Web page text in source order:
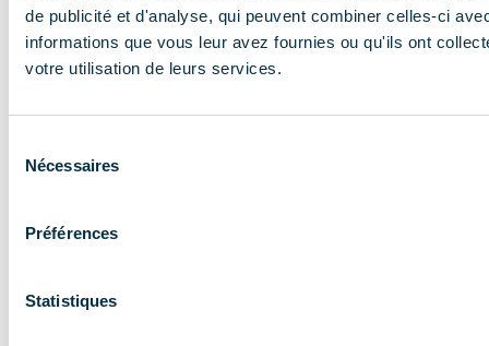
de publicité et d'analyse, qui peuvent combiner celles-ci
informations que vous leur avez fournies ou qu'ils ont
votre utilisation de leurs services.
Nécessaires
Préférences
Statistiques
Le COMIDENT
apporte son
entreprises et
les accompagne